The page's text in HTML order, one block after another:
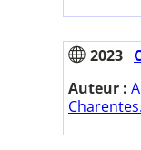
2023
Auteur :